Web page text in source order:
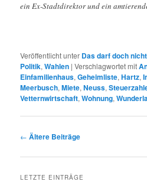
ein Ex-Stadtdirektor und ein
Veröffentlicht unter Das darf doch
Politik,Wahlen |Verschlagwortet mit
Einfamilienhaus,Geheimliste,Hartz,
Meerbusch,Miete,Neuss,
Vetternwirtschaft,Wohnung,
Beitrags-
← Ältere Beiträge
LETZTE EINTRÄGE